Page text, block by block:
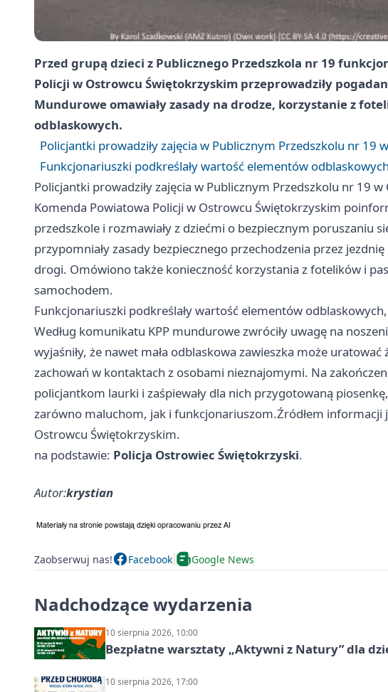
Przed grupą dzieci z Publicznego Przedszkola nr 19
Policji w Ostrowcu Świętokrzyskim przeprowadziły
Mundurowe omawiały zasady na drodze, korzystanie z
odblaskowych.
Policjantki prowadziły zajęcia w Publicznym Przedszkolu nr 19
Funkcjonariuszki podkreślały wartość elementów
Policjantki prowadziły zajęcia w Publicznym Przedszkolu nr 19
Komenda Powiatowa Policji w Ostrowcu Świętokrzyskim
przedszkole i rozmawiały z dziećmi o bezpiecznym poruszaniu
przypomniały zasady bezpiecznego przechodzenia przez
drogi. Omówiono także konieczność korzystania z fotelików i
samochodem.
Funkcjonariuszki podkreślały wartość elementów
Według komunikatu KPP mundurowe zwróciły uwagę na
wyjaśniły, że nawet mała odblaskowa zawieszka może
zachowań w kontaktach z osobami nieznajomymi. Na
policjantkom laurki i zaśpiewały dla nich przygotowaną
zarówno maluchom, jak i funkcjonariuszom.Źródłem informacji
Ostrowcu Świętokrzyskim.
na podstawie: Policja Ostrowiec Świętokrzyski.
Autor:krystian
Zaobserwuj nas! Facebook Google News
Nadchodzące wydarzenia
10 sierpnia 2026, 10:00
Bezpłatne warsztaty „Aktywni z Natury” dla
10 sierpnia 2026, 17:00